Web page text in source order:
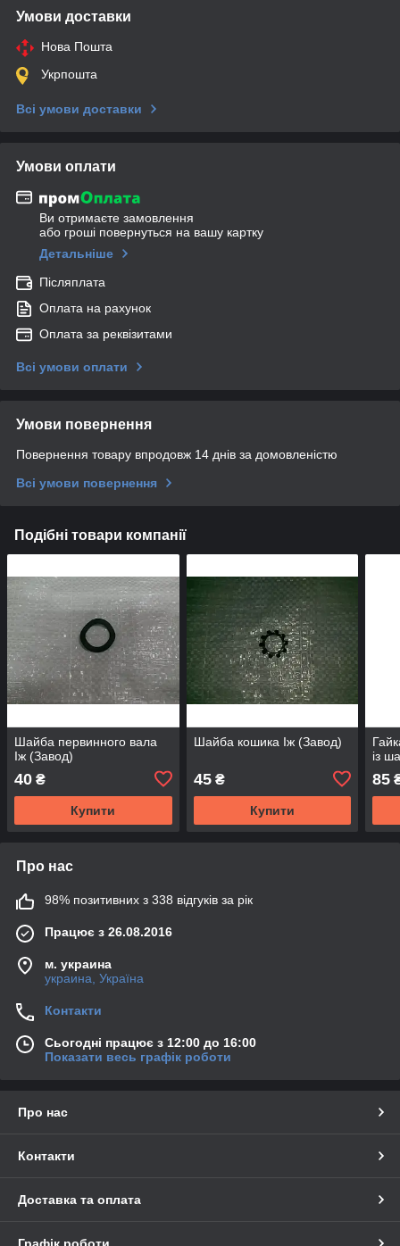
Умови доставки
Нова Пошта
Укрпошта
Всі умови доставки
Умови оплати
Ви отримаєте замовлення
або гроші повернуться на вашу картку
Детальніше
Післяплата
Оплата на рахунок
Оплата за реквізитами
Всі умови оплати
Умови повернення
Повернення товару впродовж 14 днів за домовленістю
Всі умови повернення
Подібні товари компанії
Шайба первинного вала
Іж (Завод)
40 ₴
Купити
Шайба кошика Іж (Завод)
45₴
Купити
із
85
Про нас
98% позитивних з 338 відгуків за рік
Працює з 26.08.2016
м. украина
украина, Україна
Контакти
Сьогодні працює з 12:00 до 16:00
Показати весь графік роботи
Про нас
Контакти
Доставка та оплата